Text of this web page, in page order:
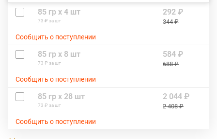
85 гр х 4 шт
73 ₽ за шт
292 ₽
344 ₽
Сообщить о поступлении
85 гр х 8 шт
73 ₽ за шт
584 ₽
688 ₽
Сообщить о поступлении
85 гр х 28 шт
73 ₽ за шт
2 044 ₽
2 408 ₽
Сообщить о поступлении